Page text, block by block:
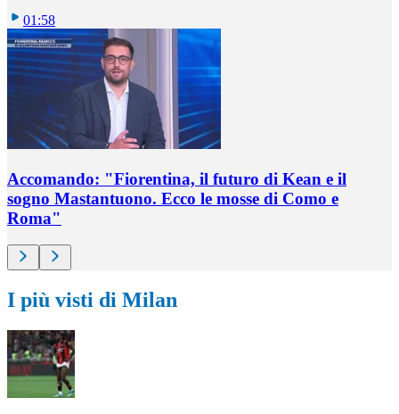
01:58
Accomando: "Fiorentina, il futuro di Kean e il
sogno Mastantuono. Ecco le mosse di Como e
Roma"
I più visti di Milan